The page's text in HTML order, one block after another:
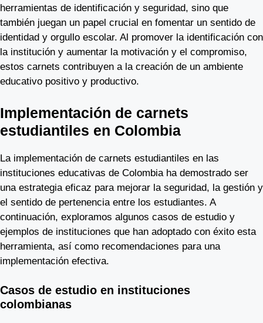
herramientas de identificación y seguridad, sino que
también juegan un papel crucial en fomentar un sentido de
identidad y orgullo escolar. Al promover la identificación con
la institución y aumentar la motivación y el compromiso,
estos carnets contribuyen a la creación de un ambiente
educativo positivo y productivo.
Implementación de carnets
estudiantiles en Colombia
La implementación de carnets estudiantiles en las
instituciones educativas de Colombia ha demostrado ser
una estrategia eficaz para mejorar la seguridad, la gestión y
el sentido de pertenencia entre los estudiantes. A
continuación, exploramos algunos casos de estudio y
ejemplos de instituciones que han adoptado con éxito esta
herramienta, así como recomendaciones para una
implementación efectiva.
Casos de estudio en instituciones
colombianas